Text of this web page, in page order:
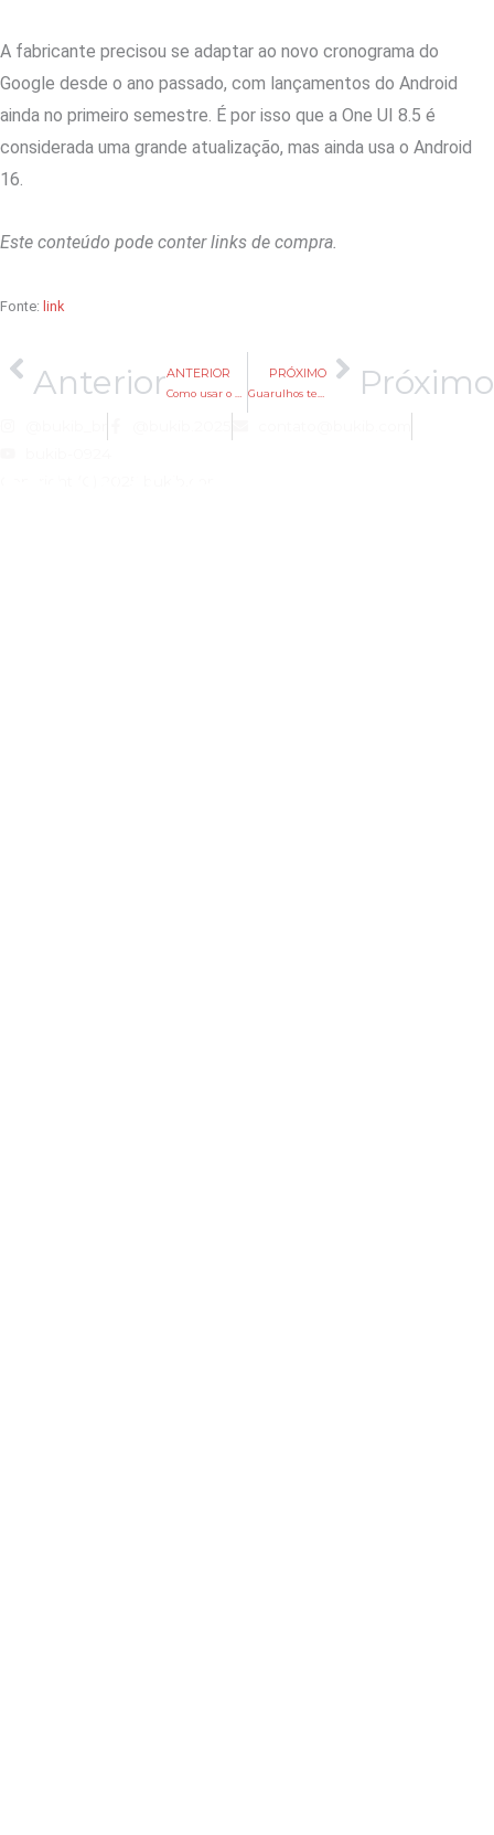
A fabricante precisou se adaptar ao novo cronograma do
Google desde o ano passado, com lançamentos do Android
ainda no primeiro semestre. É por isso que a One UI 8.5 é
considerada uma grande atualização, mas ainda usa o Android
16.
Este conteúdo pode conter links de compra.
Fonte: link
AnteriorANTERIOR PRÓXIMO Próximo